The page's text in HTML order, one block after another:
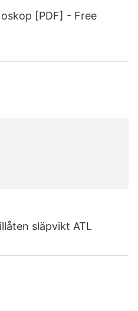
[PDF] - Free
släpvikt ATL